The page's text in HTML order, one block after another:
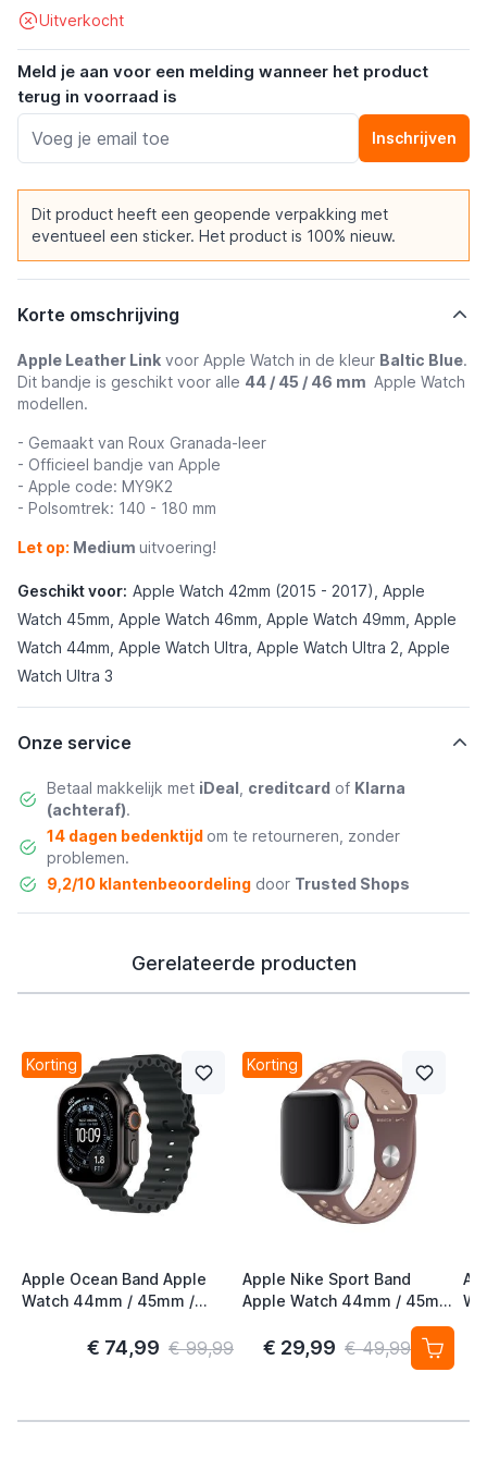
Uitverkocht
Meld je aan voor een melding wanneer het product
terug in voorraad is
Inschrijven
Dit product heeft een geopende verpakking met
eventueel een sticker. Het product is 100% nieuw.
Korte omschrijving
Apple Leather Link voor Apple Watch in de kleur Baltic Blue.
Dit bandje is geschikt voor alle 44 / 45 / 46 mm Apple Watch
modellen.
- Gemaakt van Roux Granada-leer
- Officieel bandje van Apple
- Apple code: MY9K2
- Polsomtrek: 140 - 180 mm
Let op: Medium uitvoering!
Geschikt voor: Apple Watch 42mm (2015 - 2017), Apple
Watch 45mm, Apple Watch 46mm, Apple Watch 49mm, Apple
Watch 44mm, Apple Watch Ultra, Apple Watch Ultra 2, Apple
Watch Ultra 3
Onze service
Betaal makkelijk met iDeal creditcard of Klarna
(achteraf).
14 dagen bedenktijd om te retourneren, zonder
problemen.
9,2/10 klantenbeoordelingdoor Trusted Shops
Gerelateerde producten
Korting
Apple Ocean Band Apple
Watch 44mm / 45mm /
Titanium€ 74,99 € 99,99
Korting
Apple Nike Sport Band
Apple Watch 44mm / 45mm
/ 46mm / 49mm Smokey
Mauve / Particle Beige
€ 29,99 € 49,99